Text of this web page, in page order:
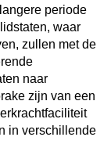
periode
waar
zullen met de
naar
zijn van een
in verschillende